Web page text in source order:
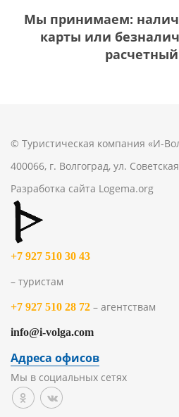
Мы принимаем:
карты или
© Туристическая компания «И-
400066, г. Волгоград, ул.
Разработка сайта Logema.org
+7 927 510 30 43
– туристам
+7 927 510 28 72 – агентствам
info@i-volga.com
Адреса офисов
Мы в социальных сетях